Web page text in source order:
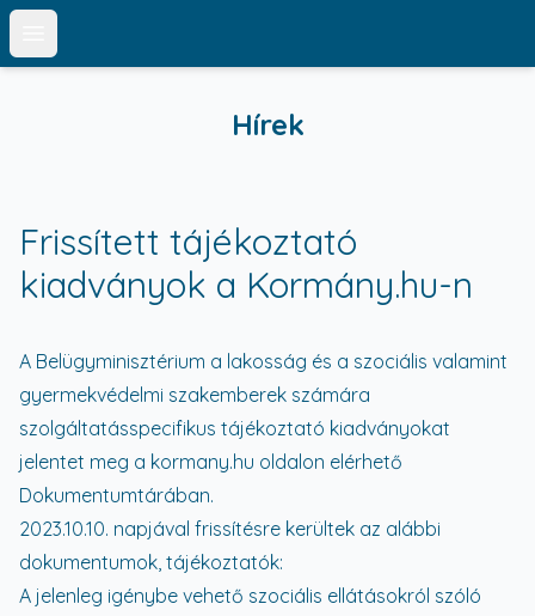
Open main menu
Hírek
Frissített tájékoztató
kiadványok a Kormány.hu-n
A Belügyminisztérium a lakosság és a szociális valamint
gyermekvédelmi szakemberek számára
szolgáltatásspecifikus tájékoztató kiadványokat
jelentet meg a kormany.hu oldalon elérhető
Dokumentumtárában.
2023.10.10. napjával frissítésre kerültek az alábbi
dokumentumok, tájékoztatók:
A jelenleg igénybe vehető szociális ellátásokról szóló